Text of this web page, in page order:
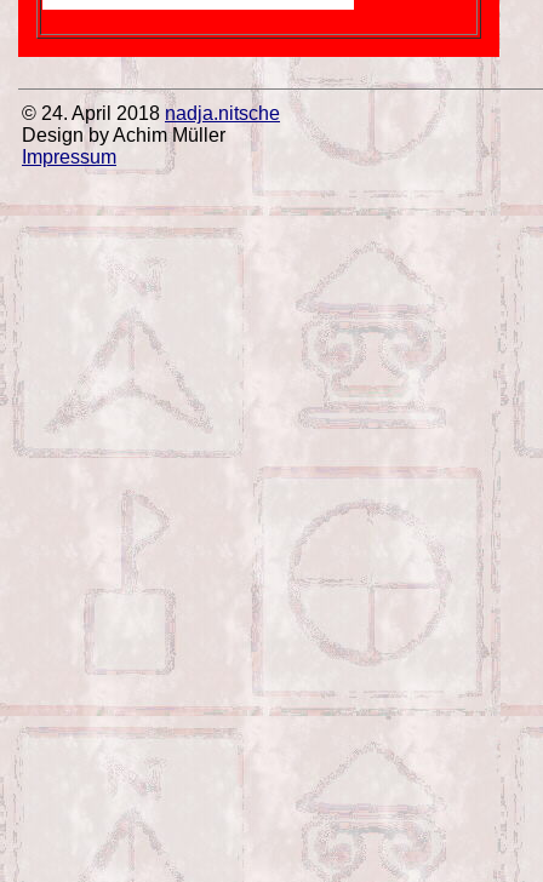
© 24. April 2018 nadja.nitsche
Design by Achim Müller
Impressum